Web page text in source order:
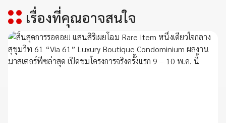
เรื่องที่คุณอาจสนใจ